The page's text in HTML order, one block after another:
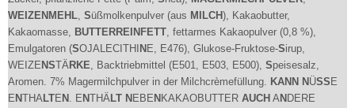
WEIZE N MEHL, Süßmolkenpulver (aus MILCH), Kakaobutter,
Kakaomasse, BUTTERREI N FETT, fettarmes Kakaopulver (0,8 %),
Emulgatoren (SOJALECITHI N E, E476), Glukose-Fruktose-Sirup,
WEIZE NSTÄRKE, Backtriebmittel (E501, E503, E500), Speisesalz,
Aromen. 7% Magermilchpulver in der Milchcrèmefüllung. KAN N N ÜSS E
E NTHALTE N . E NTHÄLT N EBE N KAKAOBUTTER AUCH AN DERE